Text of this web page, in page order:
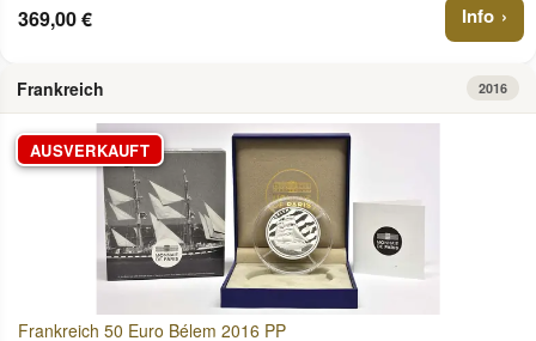
369,00 € Info
Frankreich 2016
AUSVERKAUFT
Frankreich 50 Euro Bélem 2016 PP